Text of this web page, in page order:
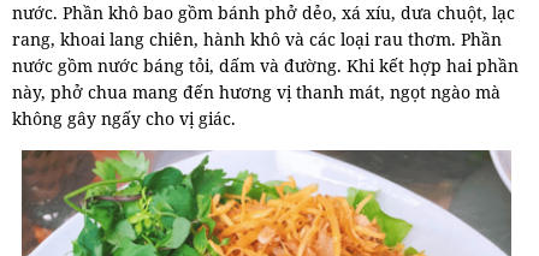
nước. Phần khô bao gồm bánh phở dẻo, xá xíu, dưa chuột, lạc
rang, khoai lang chiên, hành khô và các loại rau thơm. Phần
nước gồm nước báng tỏi, dấm và đường. Khi kết hợp hai phần
này, phở chua mang đến hương vị thanh mát, ngọt ngào mà
không gây ngấy cho vị giác.